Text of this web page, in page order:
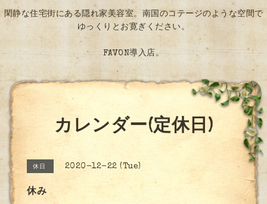
閑静な住宅街にある隠れ家美容室。南国のコテージのような空間で
ゆっくりとお寛ぎください。
FAVON導入店。
カレンダー(定休日)
休日 2020-12-22 (Tue)
休み